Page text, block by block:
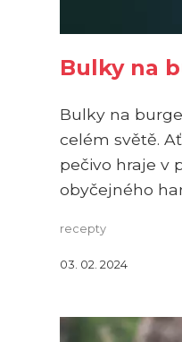
Bulky na
Bulky na
celém světě.
pečivo hraje v
obyčejného
recepty
03. 02. 2024